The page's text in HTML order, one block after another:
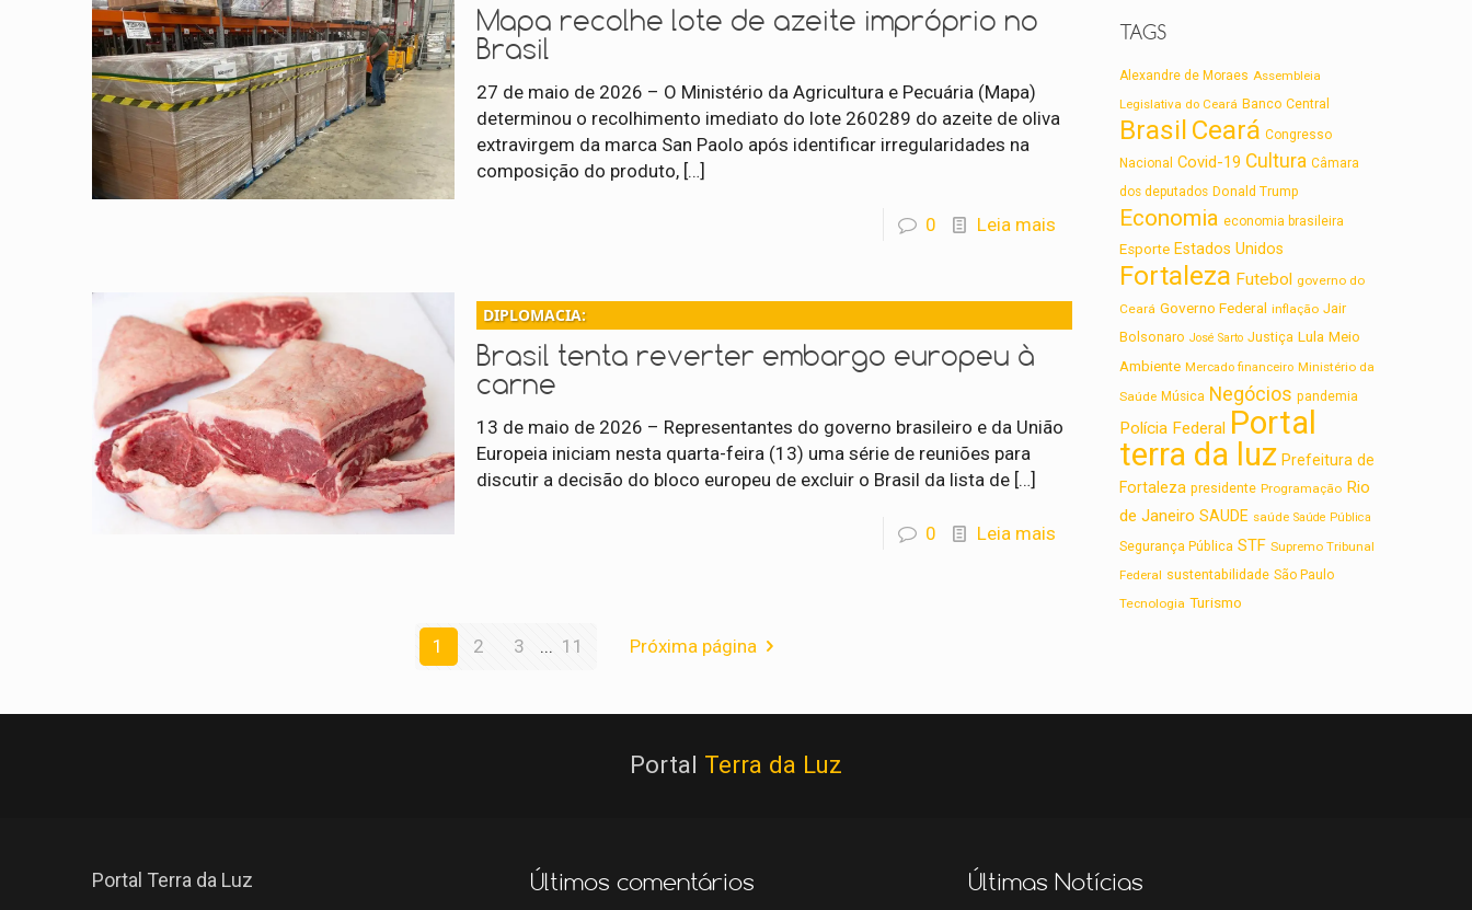
Mapa recolhe lote de azeite impróprio no
Brasil
27 de maio de 2026 – O Ministério da Agricultura e Pecuária (Mapa)
determinou o recolhimento imediato do lote 260289 do azeite de oliva
extravirgem da marca San Paolo após identificar irregularidades na
composição do produto, […]
0 Leia mais
DIPLOMACIA:
Brasil tenta reverter embargo europeu à
carne
13 de maio de 2026 – Representantes do governo brasileiro e da União
Europeia iniciam nesta quarta-feira (13) uma série de reuniões para
discutir a decisão do bloco europeu de excluir o Brasil da lista de […]
0 Leia mais
1 2 3 ... 11 Próxima página
TAGS
Alexandre de Moraes Assembleia
Legislativa do Ceará Banco Central
Brasil Ceará Congresso
Nacional
Covid-19 Cultura Câmara
dos deputados Donald Trump
Economia economia brasileira
Esporte Estados Unidos
Fortaleza Futebol governo do
Ceará Governo Federal inflação Jair
Bolsonaro José Sarto Justiça Lula Meio
Ambiente Mercado financeiro Ministério da
Saúde Música Negócios pandemia
Polícia Federal Portal
terra da luz Prefeitura de
Fortaleza presidente Programação Rio
de Janeiro SAUDE saúde Saúde Pública
Segurança Pública STF Supremo Tribunal
Federal sustentabilidade São Paulo
Tecnologia Turismo
Portal Terra da Luz
Portal Terra da Luz Últimos comentários Últimas Notícias